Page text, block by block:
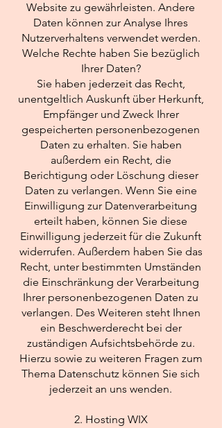
Website zu gewährleisten. Andere
Daten können zur Analyse Ihres
Nutzerverhaltens verwendet werden.
Welche Rechte haben Sie bezüglich
Ihrer Daten?
Sie haben jederzeit das Recht,
unentgeltlich Auskunft über Herkunft,
Empfänger und Zweck Ihrer
gespeicherten personenbezogenen
Daten zu erhalten. Sie haben
außerdem ein Recht, die
Berichtigung oder Löschung dieser
Daten zu verlangen. Wenn Sie eine
Einwilligung zur Datenverarbeitung
erteilt haben, können Sie diese
Einwilligung jederzeit für die Zukunft
widerrufen. Außerdem haben Sie das
Recht, unter bestimmten Umständen
die Einschränkung der Verarbeitung
Ihrer personenbezogenen Daten zu
verlangen. Des Weiteren steht Ihnen
ein Beschwerderecht bei der
zuständigen Aufsichtsbehörde zu.
Hierzu sowie zu weiteren Fragen zum
Thema Datenschutz können Sie sich
jederzeit an uns wenden.
2. Hosting WIX